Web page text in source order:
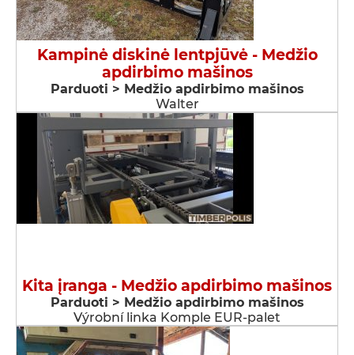
Kampinė diskinė lentpjūvė - Medžio
apdirbimo mašinos
Parduoti > Medžio apdirbimo mašinos
Walter
Kita įranga - Medžio apdirbimo mašinos
Parduoti > Medžio apdirbimo mašinos
Výrobní linka Komple EUR-palet